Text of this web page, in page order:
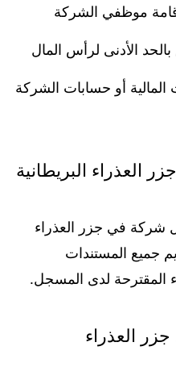
موظفي الشركة
الأدنى لرأس المال
المالية أو حسابات الشركة
البريطانية
في جزر العذراء
تقديم جميع المستندات
المقترحة لدى المسجل.
العذراء